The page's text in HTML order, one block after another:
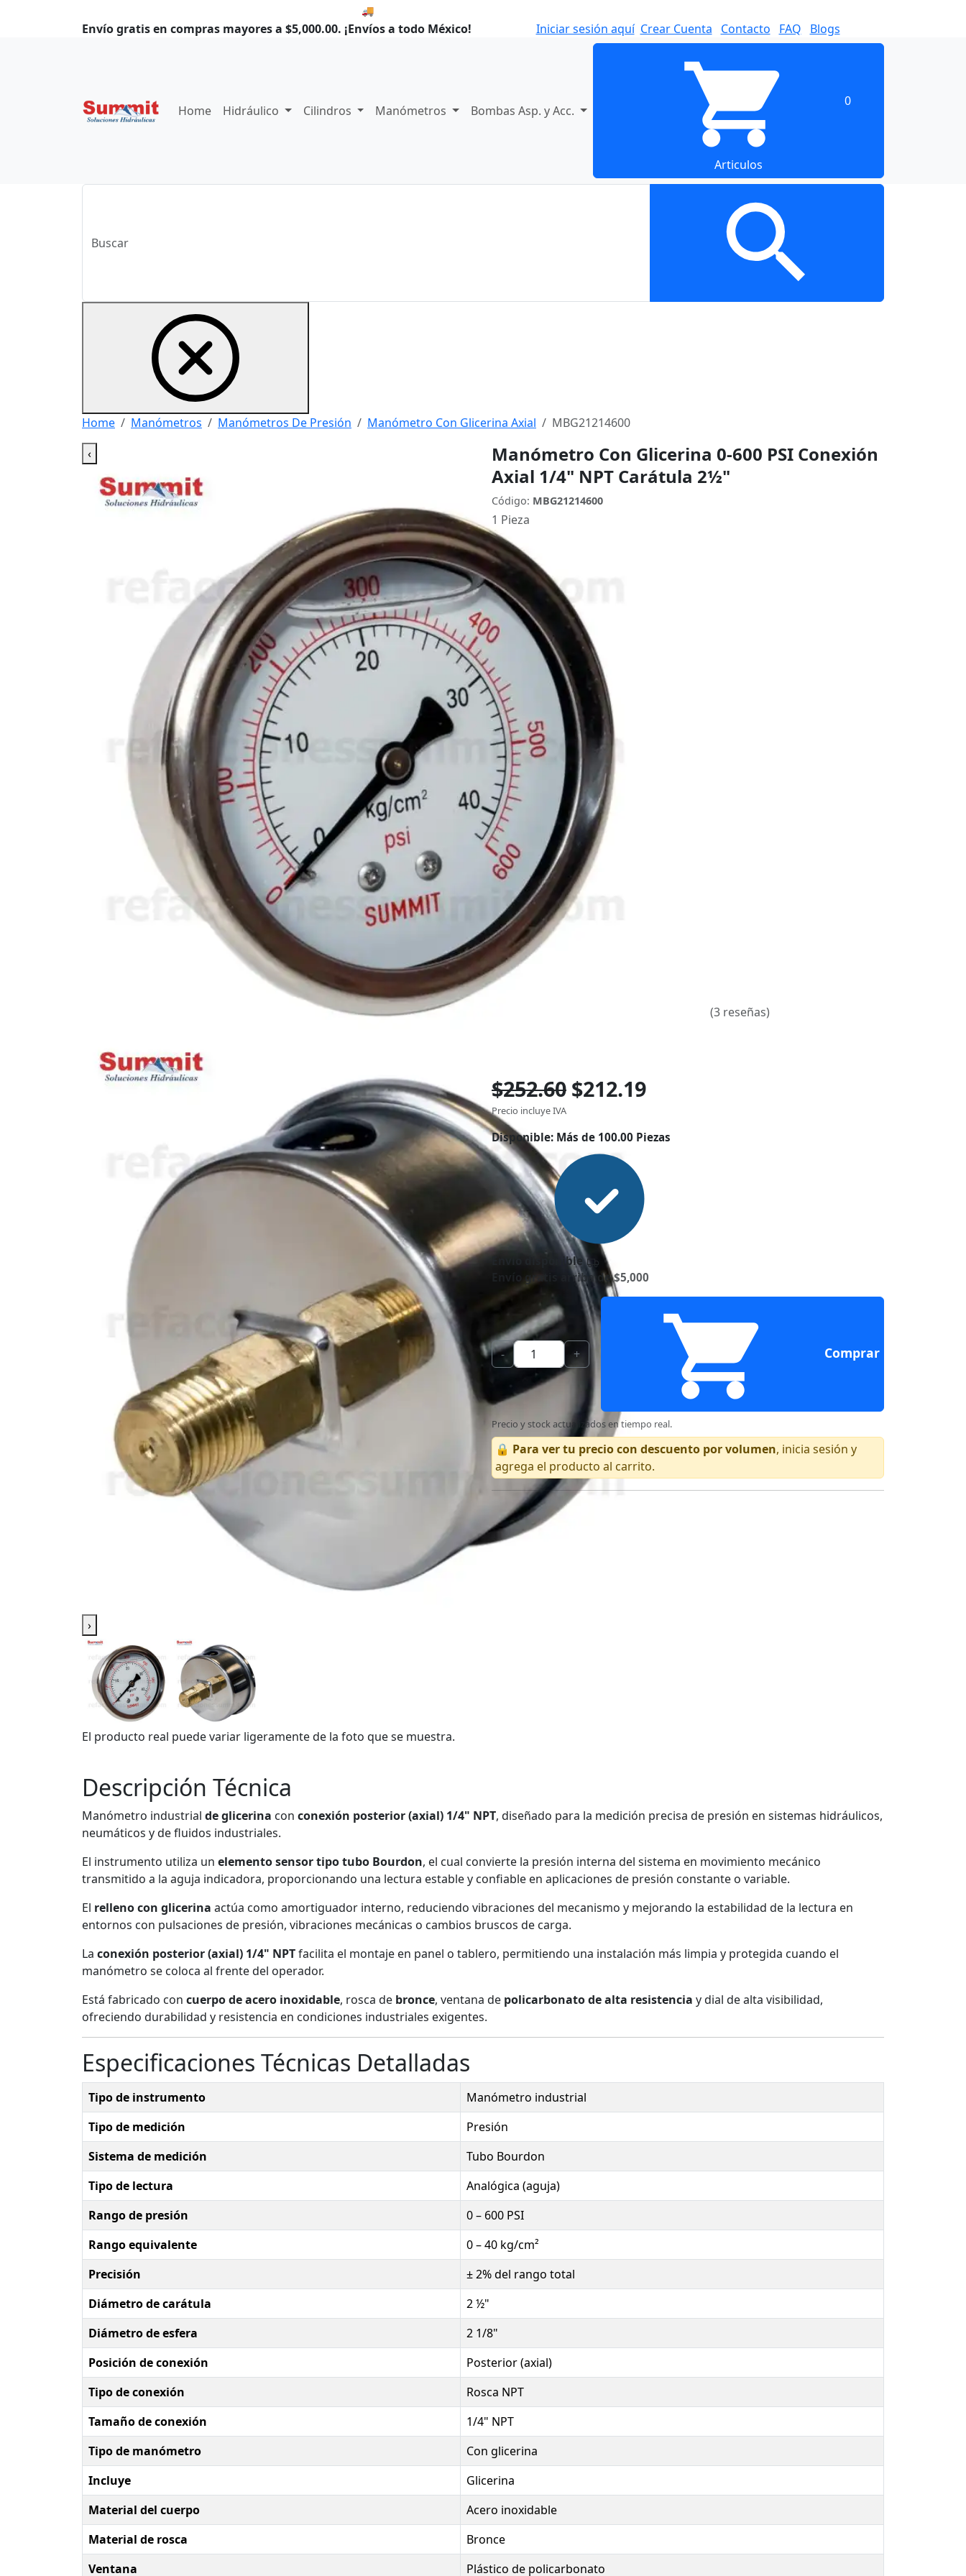
🚚 Envío el Viernes, 07 de agosto si compras hoy.
Envío gratis en compras mayores a $5,000.00. ¡Envíos a todo México! Iniciar sesión aquí Crear Cuenta Contacto FAQ Blogs
Home Hidráulico Cilindros Manómetros Bombas Asp. y Acc.
0
Articulos
Home Manómetros Manómetros De Presión Manómetro Con Glicerina Axial
MBG21214600
‹
›
El producto real puede variar ligeramente de la foto que se muestra.
Manómetro Con Glicerina 0-600 PSI Conexión
Axial 1/4" NPT Carátula 2½"
Código: MBG21214600
1 Pieza
(3 reseñas)
$252.60 $212.19
Precio incluye IVA
Disponible: Más de 100.00 Piezas
Envío disponible
Envío gratis arriba de $5,000
- + Comprar
Precio y stock actualizados en tiempo real.
🔒 Para ver tu precio con descuento por volumen, inicia sesión y
agrega el producto al carrito.
Descripción Técnica
Manómetro industrial de glicerina con conexión posterior (axial) 1/4" NPT, diseñado para la medición precisa de presión en sistemas hidráulicos,
neumáticos y de fluidos industriales.
El instrumento utiliza un elemento sensor tipo tubo Bourdon, el cual convierte la presión interna del sistema en movimiento mecánico
transmitido a la aguja indicadora, proporcionando una lectura estable y confiable en aplicaciones de presión constante o variable.
El relleno con glicerina actúa como amortiguador interno, reduciendo vibraciones del mecanismo y mejorando la estabilidad de la lectura en
entornos con pulsaciones de presión, vibraciones mecánicas o cambios bruscos de carga.
La conexión posterior (axial) 1/4" NPTfacilita el montaje en panel o tablero, permitiendo una instalación más limpia y protegida cuando el
manómetro se coloca al frente del operador.
Está fabricado con cuerpo de acero inoxidable, rosca de bronce, ventana de policarbonato de alta resistencia y dial de alta visibilidad,
ofreciendo durabilidad y resistencia en condiciones industriales exigentes.
Especificaciones Técnicas Detalladas
Tipo de instrumento
Manómetro industrial
Tipo de medición
Presión
Sistema de medición
Tubo Bourdon
Tipo de lectura
Analógica (aguja)
Rango de presión
0 – 600 PSI
Rango equivalente
0 – 40 kg/cm²
Precisión
± 2% del rango total
Diámetro de carátula
2 ½"
Diámetro de esfera
2 1/8"
Posición de conexión
Posterior (axial)
Tipo de conexión
Rosca NPT
Tamaño de conexión
1/4" NPT
Tipo de manómetro
Con glicerina
Incluye
Glicerina
Material del cuerpo
Acero inoxidable
Material de rosca
Bronce
Ventana
Plástico de policarbonato